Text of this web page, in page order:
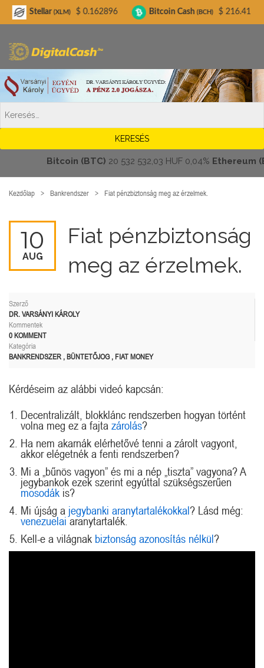
Bitcoin (BTC)20 532 532,03 HUF0,04% Ethereum
Kezdőlap Bankrendszer Fiat pénzbiztonság meg az érzelmek.
10
AUG
Fiat pénzbiztonság
meg az érzelmek.
Szerző
DR. VARSÁNYI KÁROLY
Kommentek
0 KOMMENT
Kategória
BANKRENDSZER , BÜNTETŐJOG, FIAT MONEY
Kérdéseim az alábbi videó kapcsán:
Decentralizált, blokklánc rendszerben hogyan történt
volna meg ez a fajta zárolás?
Ha nem akarnák elérhetővé tenni a zárolt vagyont,
akkor elégetnék a fenti rendszerben?
Mi a „bűnös vagyon” és mi a nép „tiszta” vagyona? A
jegybankok ezek szerint egyúttal szükségszerűen
mosodák is?
Mi újság a jegybanki aranytartalékokkal? Lásd még:
venezuelaiaranytartalék.
Kell-e a világnak biztonság azonosítás nélkül?
(XLM) $ 0.162896 Bitcoin Cash(BCH) $ 216.41
Digitalcash.hu